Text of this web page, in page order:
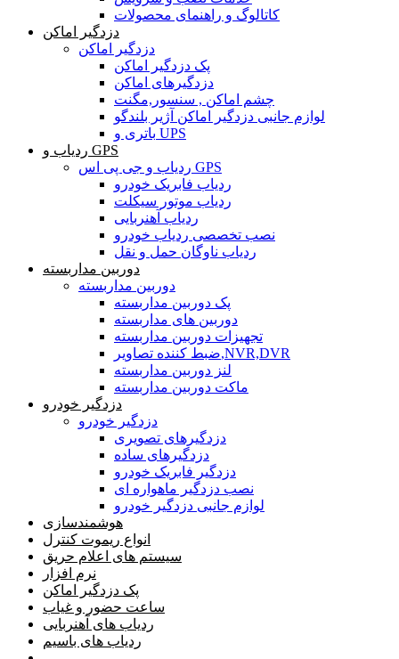
کاتالوگ و راهنمای محصولات
دزدگیر اماکن
دزدگیر اماکن
پک دزدگیر اماکن
دزدگیرهای اماکن
چشم اماکن , سنسور,مگنت
لوازم جانبی دزدگیر اماکن آژیر بلندگو
باتری و UPS
ردیاب و GPS
ردیاب و جی پی اس GPS
ردیاب فابریک خودرو
ردیاب موتور سیکلت
ردیاب آهنربایی
نصب تخصصی ردیاب خودرو
ردیاب ناوگان حمل و نقل
دوربین مداربسته
دوربین مداربسته
پک دوربین مداربسته
دوربین های مداربسته
تجهیزات دوربین مداربسته
ضبط کننده تصاویر,NVR,DVR
لنز دوربین مداربسته
ماکت دوربین مداربسته
دزدگیر خودرو
دزدگیر خودرو
دزدگیرهای تصویری
دزدگیرهای ساده
دزدگیر فابریک خودرو
نصب دزدگیر ماهواره ای
لوازم جانبی دزدگیر خودرو
هوشمندسازی
انواع ریموت کنترل
سیستم های اعلام حریق
نرم افزار
پک دزدگیر اماکن
ساعت حضور و غیاب
ردیاب های آهنربایی
ردیاب های باسیم